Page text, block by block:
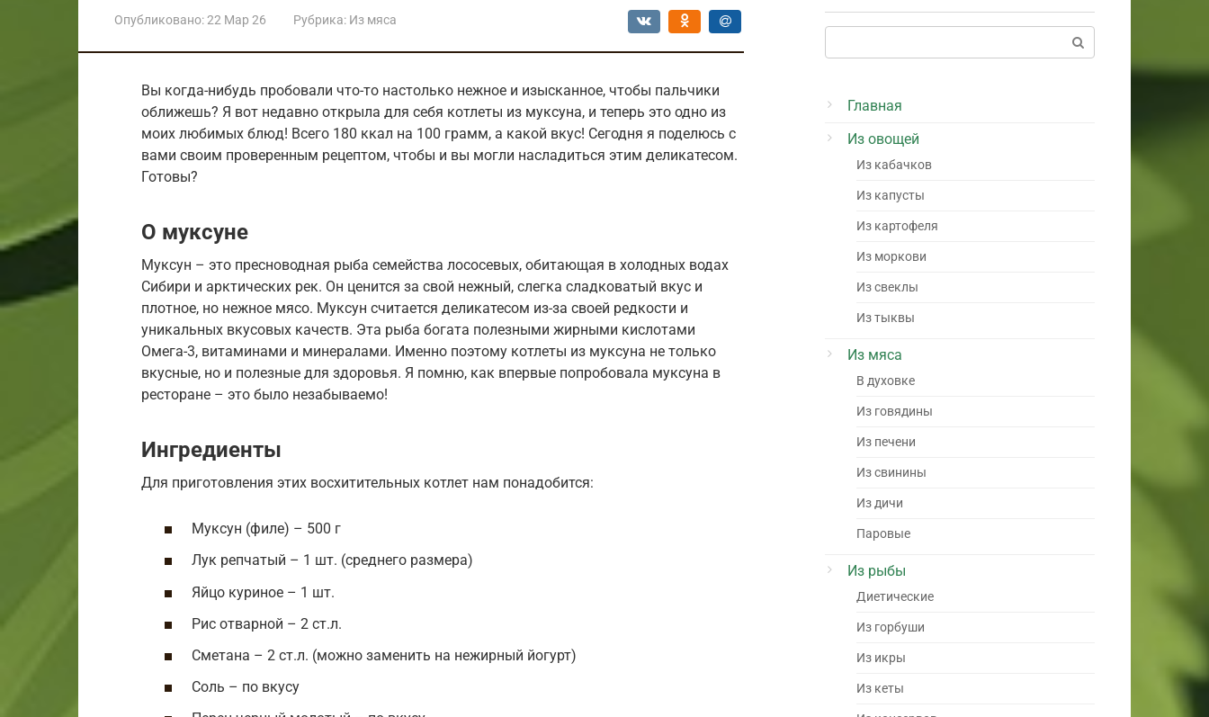
Опубликовано:22 Мар 26 Рубрика: Из мяса
Вы когда-нибудь пробовали что-то настолько нежное и изысканное, чтобы пальчики
оближешь? Я вот недавно открыла для себя котлеты из муксуна, и теперь это одно из
моих любимых блюд! Всего 180 ккал на 100 грамм, а какой вкус! Сегодня я поделюсь с
вами своим проверенным рецептом, чтобы и вы могли насладиться этим деликатесом.
Готовы?
О муксуне
Муксун – это пресноводная рыба семейства лососевых, обитающая в холодных водах
Сибири и арктических рек. Он ценится за свой нежный, слегка сладковатый вкус и
плотное, но нежное мясо. Муксун считается деликатесом из-за своей редкости и
уникальных вкусовых качеств. Эта рыба богата полезными жирными кислотами
Омега-3, витаминами и минералами. Именно поэтому котлеты из муксуна не только
вкусные, но и полезные для здоровья. Я помню, как впервые попробовала муксуна в
ресторане – это было незабываемо!
Ингредиенты
Для приготовления этих восхитительных котлет нам понадобится:
Муксун (филе) – 500 г
Лук репчатый – 1 шт. (среднего размера)
Яйцо куриное – 1 шт.
Рис отварной – 2 ст.л.
Сметана – 2 ст.л. (можно заменить на нежирный йогурт)
Соль – по вкусу
Главная
Из овощей
Из кабачков
Из капусты
Из картофеля
Из моркови
Из свеклы
Из тыквы
Из мяса
В духовке
Из говядины
Из печени
Из свинины
Из дичи
Паровые
Из рыбы
Диетические
Из горбуши
Из икры
Из кеты